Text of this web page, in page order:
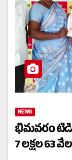
NEWS
భీమవరం
7 లక్షల 63